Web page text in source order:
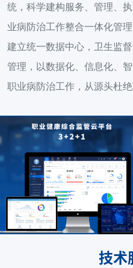
统，科学建构服务、管理、
业病防治工作整合一体化管
建立统一数据中心，卫生监
管理，以数据化、信息化、
职业病防治工作，从源头杜
技术